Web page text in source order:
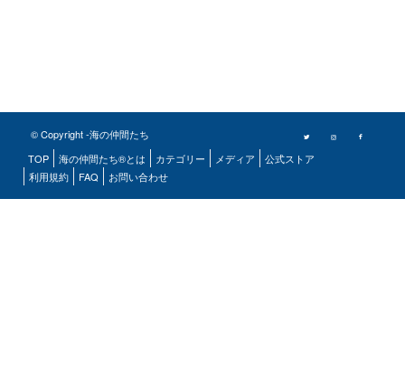
© Copyright -海の仲間たち
TOP
海の仲間たち®とは カテゴリー メディア
公式ストア
利用規約
FAQ お問い合わせ